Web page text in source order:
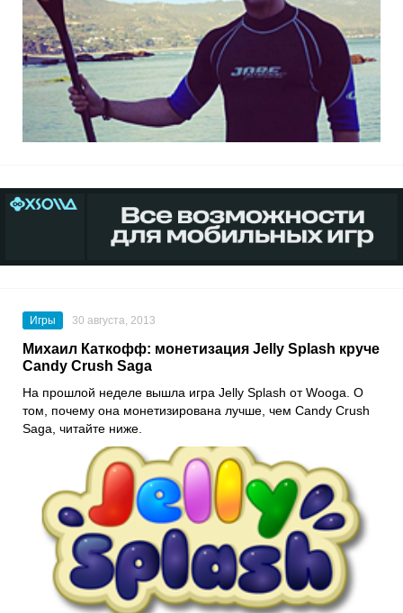
Игры 30 августа, 2013
Михаил Каткофф: монетизация Jelly Splash круче
Candy Crush Saga
На прошлой неделе вышла игра Jelly Splash от Wooga. О
том, почему она монетизирована лучше, чем Candy Crush
Saga, читайте ниже.